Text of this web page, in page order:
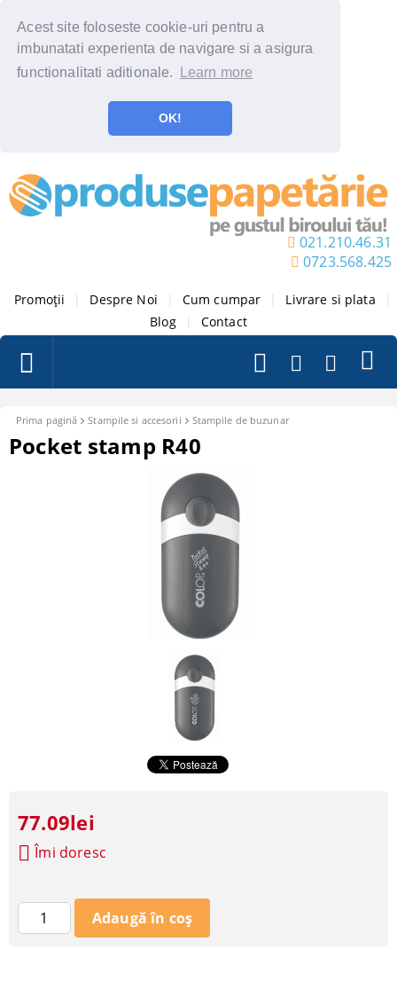
Acest site foloseste cookie-uri pentru a
imbunatati experienta de navigare si a asigura
functionalitati aditionale.
Learn more
OK!
021.210.46.31
0723.568.425
Promoții Despre Noi Cum cumpar Livrare si plata
Blog
Contact
Prima pagină Stampile si accesorii Stampile de buzunar
Pocket stamp R40
77.09lei
Îmi doresc